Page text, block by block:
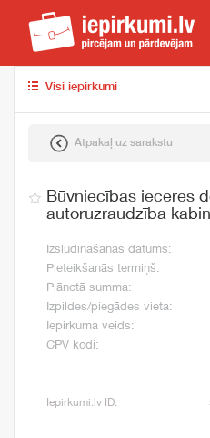
Visi iepirkumi
Atpakaļ uz sarakstu
Būvniecības ieceres
autoruzraudzība
Izsludināšanas datums:
Pieteikšanās termiņš:
Plānotā summa:
Izpildes/piegādes vieta:
Iepirkuma veids:
CPV kodi:
Iepirkumi.lv ID: